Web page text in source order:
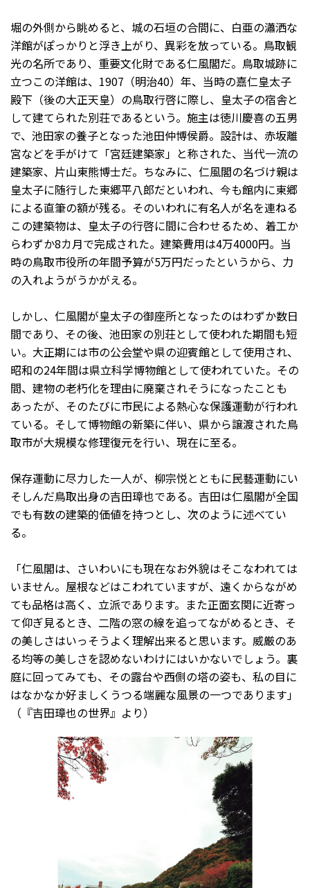
堀の外側から眺めると、城の石垣の合間に、白亜の瀟洒な
洋館がぽっかりと浮き上がり、異彩を放っている。鳥取観
光の名所であり、重要文化財である仁風閣だ。鳥取城跡に
立つこの洋館は、1907（明治40）年、当時の嘉仁皇太子
殿下（後の大正天皇）の鳥取行啓に際し、皇太子の宿舎と
して建てられた別荘であるという。施主は徳川慶喜の五男
で、池田家の養子となった池田仲博侯爵。設計は、赤坂離
宮などを手がけて「宮廷建築家」と称された、当代一流の
建築家、片山東熊博士だ。ちなみに、仁風閣の名づけ親は
皇太子に随行した東郷平八郎だといわれ、今も館内に東郷
による直筆の額が残る。そのいわれに有名人が名を連ねる
この建築物は、皇太子の行啓に間に合わせるため、着工か
らわずか8カ月で完成された。建築費用は4万4000円。当
時の鳥取市役所の年間予算が5万円だったというから、力
の入れようがうかがえる。
しかし、仁風閣が皇太子の御座所となったのはわずか数日
間であり、その後、池田家の別荘として使われた期間も短
い。大正期には市の公会堂や県の迎賓館として使用され、
昭和の24年間は県立科学博物館として使われていた。その
間、建物の老朽化を理由に廃棄されそうになったことも
あったが、そのたびに市民による熱心な保護運動が行われ
ている。そして博物館の新築に伴い、県から譲渡された鳥
取市が大規模な修理復元を行い、現在に至る。
保存運動に尽力した一人が、柳宗悦とともに民藝運動にい
そしんだ鳥取出身の吉田璋也である。吉田は仁風閣が全国
でも有数の建築的価値を持つとし、次のように述べてい
る。
「仁風閣は、さいわいにも現在なお外貌はそこなわれては
いません。屋根などはこわれていますが、遠くからながめ
ても品格は高く、立派であります。また正面玄関に近寄っ
て仰ぎ見るとき、二階の窓の線を追ってながめるとき、そ
の美しさはいっそうよく理解出来ると思います。威厳のあ
る均等の美しさを認めないわけにはいかないでしょう。裏
庭に回ってみても、その露台や西側の塔の姿も、私の目に
はなかなか好ましくうつる端麗な風景の一つであります」
（『吉田璋也の世界』より）